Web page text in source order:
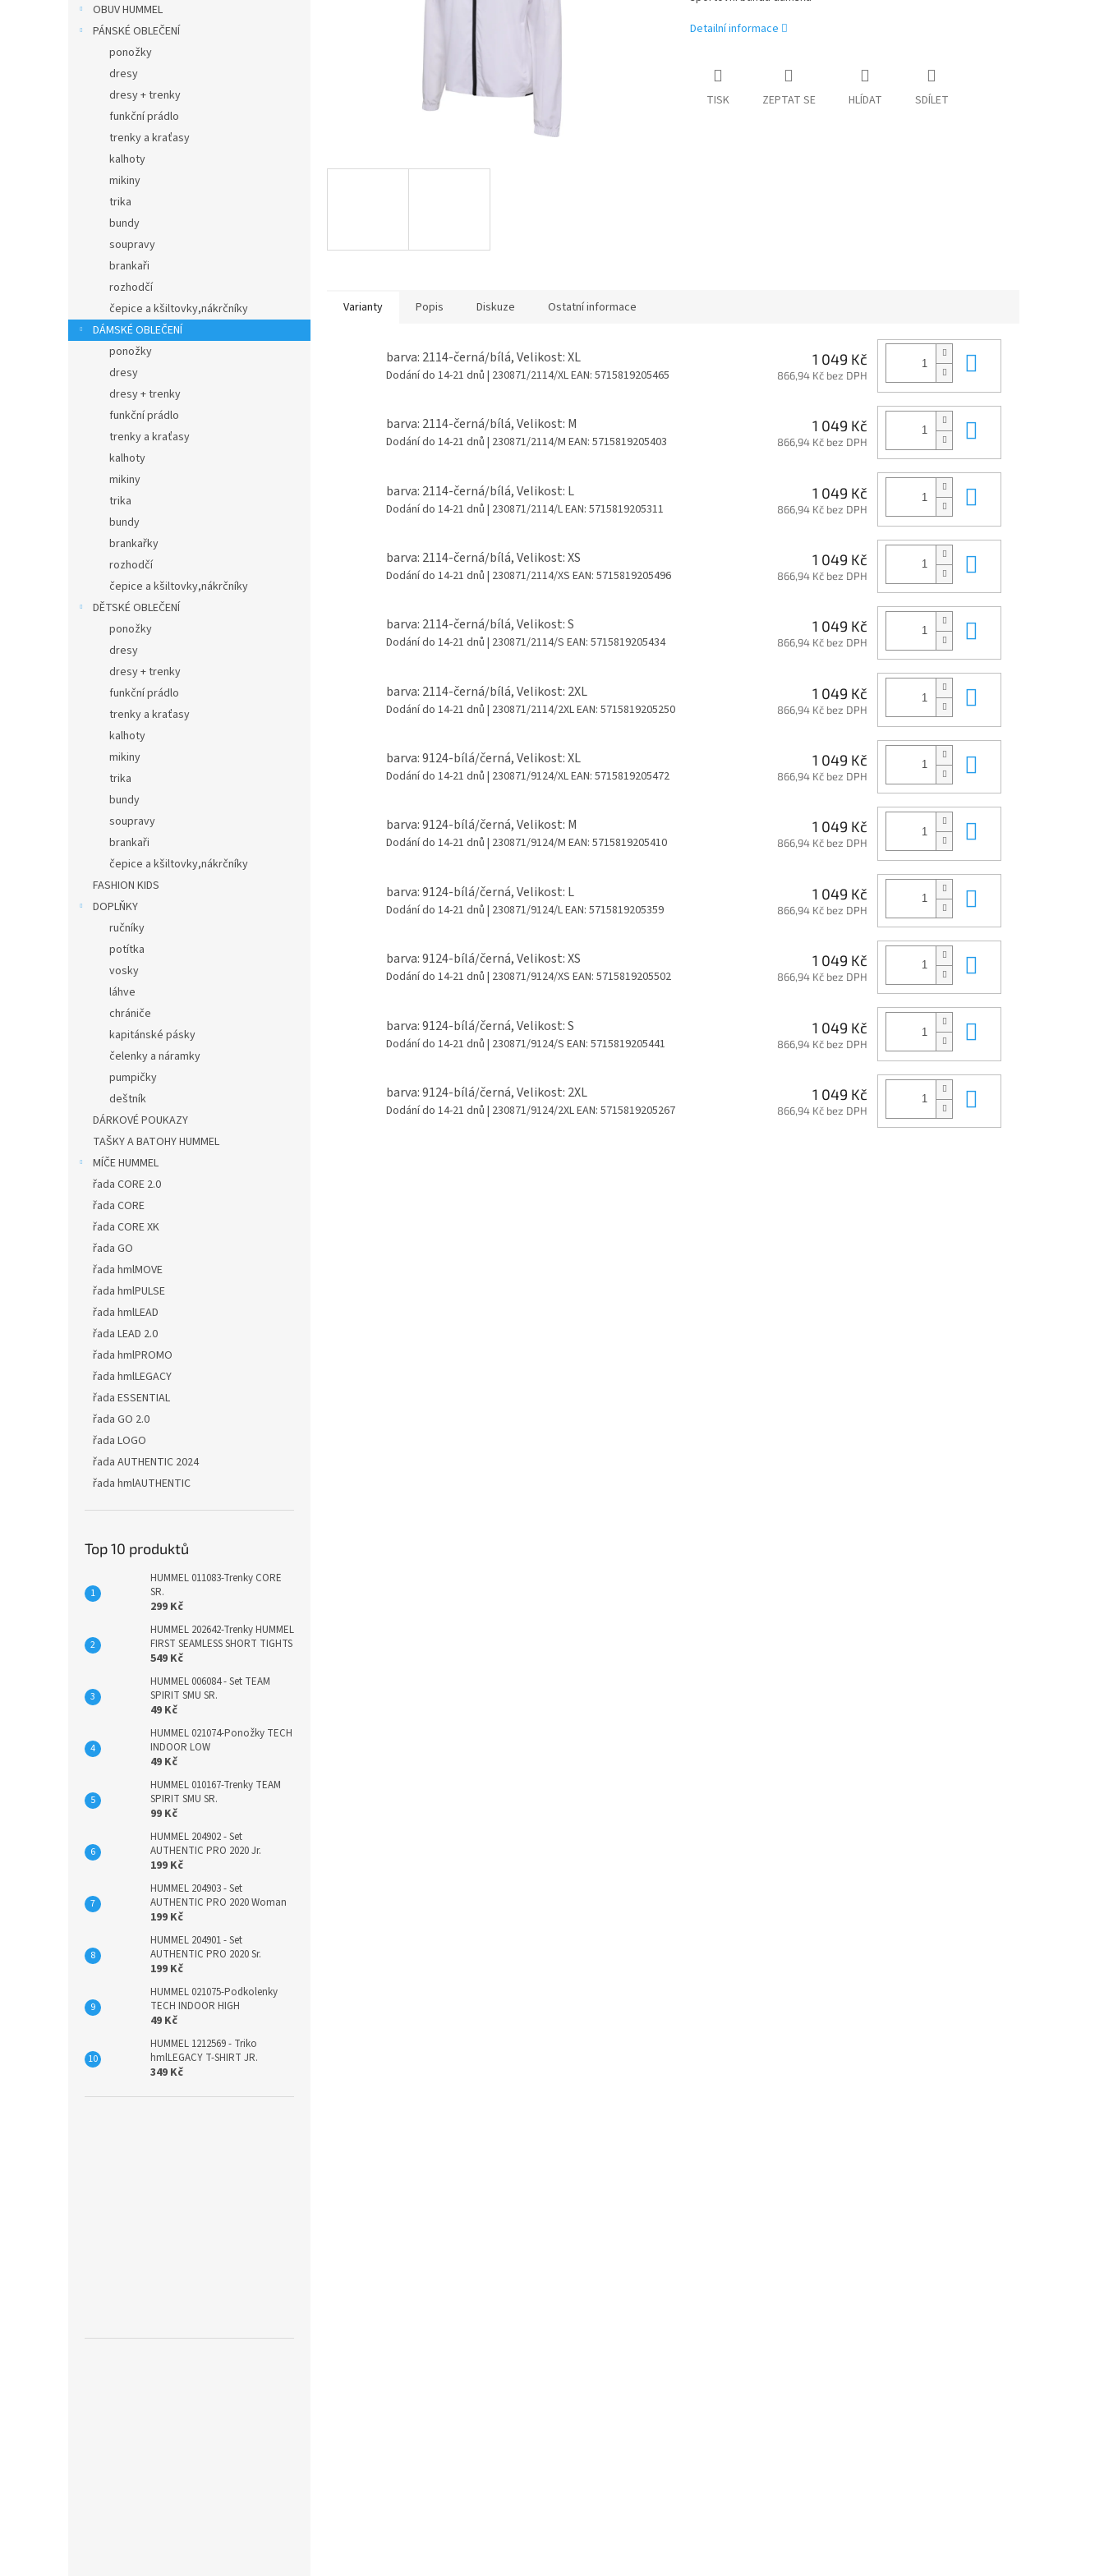
OBUV HUMMEL
PÁNSKÉ OBLEČENÍ
ponožky
dresy
dresy + trenky
funkční prádlo
trenky a kraťasy
kalhoty
mikiny
trika
bundy
soupravy
brankaři
rozhodčí
čepice a kšiltovky,nákrčníky
DÁMSKÉ OBLEČENÍ
ponožky
dresy
dresy + trenky
funkční prádlo
trenky a kraťasy
kalhoty
mikiny
trika
bundy
brankařky
rozhodčí
čepice a kšiltovky,nákrčníky
DĚTSKÉ OBLEČENÍ
ponožky
dresy
dresy + trenky
funkční prádlo
trenky a kraťasy
kalhoty
mikiny
trika
bundy
soupravy
brankaři
čepice a kšiltovky,nákrčníky
FASHION KIDS
DOPLŇKY
ručníky
potítka
vosky
láhve
chrániče
kapitánské pásky
čelenky a náramky
pumpičky
deštník
DÁRKOVÉ POUKAZY
TAŠKY A BATOHY HUMMEL
MÍČE HUMMEL
řada CORE 2.0
řada CORE
řada CORE XK
řada GO
řada hmlMOVE
řada hmlPULSE
řada hmlLEAD
řada LEAD 2.0
řada hmlPROMO
řada hmlLEGACY
řada ESSENTIAL
řada GO 2.0
řada LOGO
řada AUTHENTIC 2024
řada hmlAUTHENTIC
Top 10 produktů
HUMMEL 011083-Trenky CORE
SR.
299 Kč
HUMMEL 202642-Trenky HUMMEL
FIRST SEAMLESS SHORT TIGHTS
549 Kč
HUMMEL 006084 - Set TEAM
SPIRIT SMU SR.
49 Kč
HUMMEL 021074-Ponožky TECH
INDOOR LOW
49 Kč
HUMMEL 010167-Trenky TEAM
SPIRIT SMU SR.
99 Kč
HUMMEL 204902 - Set
AUTHENTIC PRO 2020 Jr.
199 Kč
HUMMEL 204903 - Set
AUTHENTIC PRO 2020 Woman
199 Kč
HUMMEL 204901 - Set
AUTHENTIC PRO 2020 Sr.
199 Kč
HUMMEL 021075-Podkolenky
TECH INDOOR HIGH
49 Kč
HUMMEL 1212569 - Triko
hmlLEGACY T-SHIRT JR.
349 Kč
Detailní informace
TISK ZEPTAT SE HLÍDAT SDÍLET
Varianty Popis Diskuze Ostatní informace
barva: 2114-černá/bílá, Velikost: XL
Dodání do 14-21 dnů | 230871/2114/XLEAN: 5715819205465
1 049 Kč
866,94 Kč bez DPH
barva: 2114-černá/bílá, Velikost: M
Dodání do 14-21 dnů | 230871/2114/M EAN: 5715819205403
1 049 Kč
866,94 Kč bez DPH
barva: 2114-černá/bílá, Velikost: L
Dodání do 14-21 dnů | 230871/2114/LEAN: 5715819205311
1 049 Kč
866,94 Kč bez DPH
barva: 2114-černá/bílá, Velikost: XS
Dodání do 14-21 dnů | 230871/2114/XS EAN: 5715819205496
1 049 Kč
866,94 Kč bez DPH
barva: 2114-černá/bílá, Velikost: S
Dodání do 14-21 dnů | 230871/2114/S EAN: 5715819205434
1 049 Kč
866,94 Kč bez DPH
barva: 2114-černá/bílá, Velikost: 2XL
Dodání do 14-21 dnů | 230871/2114/2XLEAN: 5715819205250
1 049 Kč
866,94 Kč bez DPH
barva: 9124-bílá/černá, Velikost: XL
Dodání do 14-21 dnů | 230871/9124/XLEAN: 5715819205472
1 049 Kč
866,94 Kč bez DPH
barva: 9124-bílá/černá, Velikost: M
Dodání do 14-21 dnů | 230871/9124/M EAN: 5715819205410
1 049 Kč
866,94 Kč bez DPH
barva: 9124-bílá/černá, Velikost: L
Dodání do 14-21 dnů | 230871/9124/LEAN: 5715819205359
1 049 Kč
866,94 Kč bez DPH
barva: 9124-bílá/černá, Velikost: XS
Dodání do 14-21 dnů | 230871/9124/XS EAN: 5715819205502
1 049 Kč
866,94 Kč bez DPH
barva: 9124-bílá/černá, Velikost: S
Dodání do 14-21 dnů | 230871/9124/S EAN: 5715819205441
1 049 Kč
866,94 Kč bez DPH
barva: 9124-bílá/černá, Velikost: 2XL
Dodání do 14-21 dnů | 230871/9124/2XLEAN: 5715819205267
1 049 Kč
866,94 Kč bez DPH